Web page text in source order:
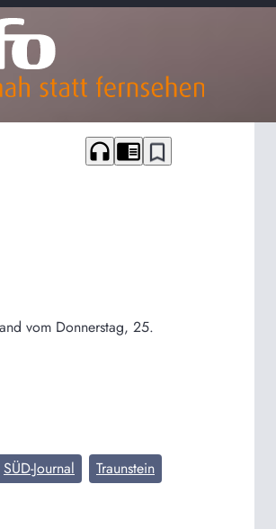
headphones chrome_reader_mode bookmark_border
vom Donnerstag, 25.
SÜD-Journal Traunstein